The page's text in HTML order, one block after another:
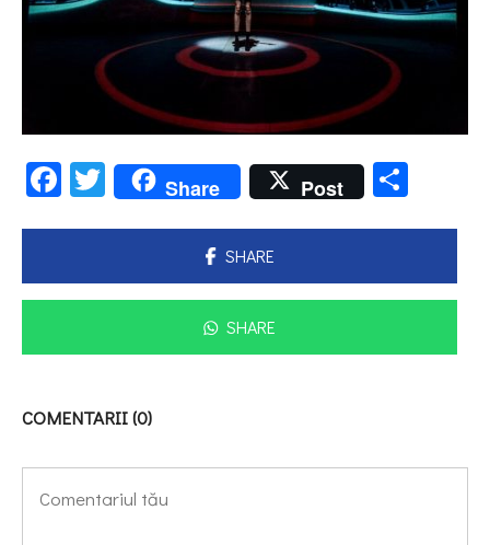
Facebook
Twitter
Share Post
SHARE
SHARE
COMENTARII (0)